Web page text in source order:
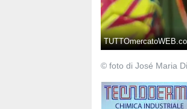
© foto di José Maria